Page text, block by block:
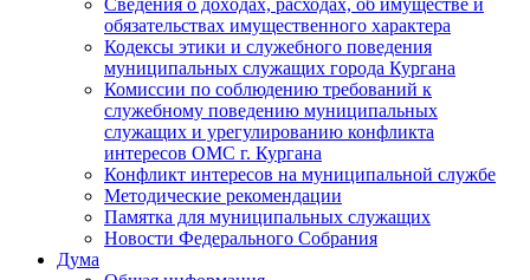
Сведения о доходах, расходах, об имуществе и
обязательствах имущественного характера
Кодексы этики и служебного поведения
муниципальных служащих города Кургана
Комиссии по соблюдению требований к
служебному поведению муниципальных
служащих и урегулированию конфликта
интересов ОМС г. Кургана
Конфликт интересов на муниципальной службе
Методические рекомендации
Памятка для муниципальных служащих
Новости Федерального Cобрания
Дума